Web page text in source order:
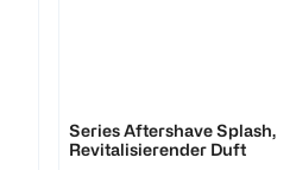
Series Aftershave Splash,
Revitalisierender Duft